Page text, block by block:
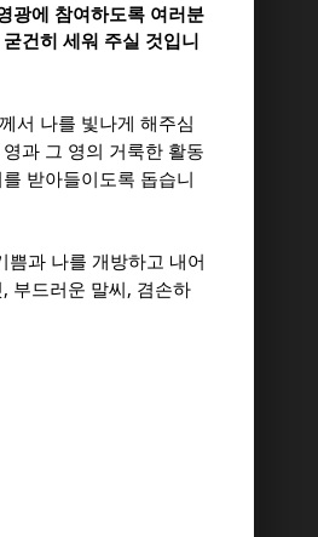
광에 참여하도록 여러분
건히 세워 주실 것입니
서 나를 빛나게 해주심
과 그 영의 거룩한 활동
받아들이도록 돕습니
쁨과 나를 개방하고 내어
, 부드러운 말씨 , 겸손하